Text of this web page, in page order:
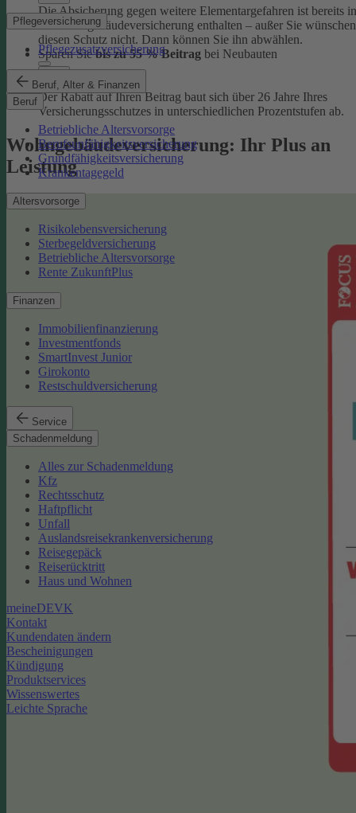
Pflegeversicherung
Pflegezusatzversicherung
Beruf, Alter & Finanzen
Beruf
Betriebliche Altersvorsorge
Berufsunfähigkeitsversicherung
Grundfähigkeitsversicherung
Krankentagegeld
Altersvorsorge
Risikolebensversicherung
Sterbegeldversicherung
Betriebliche Altersvorsorge
Rente ZukunftPlus
Finanzen
Immobilienfinanzierung
Investmentfonds
SmartInvest Junior
Girokonto
Restschuldversicherung
Service
Schadenmeldung
Alles zur Schadenmeldung
Kfz
Rechtsschutz
Haftpflicht
Unfall
Auslandsreisekrankenversicherung
Reisegepäck
Reiserücktritt
Haus und Wohnen
meineDEVK
Kontakt
Kundendaten ändern
Bescheinigungen
Kündigung
Produktservices
Wissenswertes
Leichte Sprache
Die Absicherung gegen weitere Elementargefahren ist bereits in
der Wohngebäudeversicherung enthalten – außer Sie wünschen
diesen Schutz nicht. Dann können Sie ihn abwählen.
Sparen Siebis zu 55 % Beitrag bei Neubauten
Der Rabatt auf Ihren Beitrag baut sich über 26 Jahre Ihres
Versicherungsschutzes in unterschiedlichen Prozentstufen ab.
Wohngebäudeversicherung: Ihr Plus an
Leistung